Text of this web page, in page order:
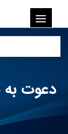
دعوت به